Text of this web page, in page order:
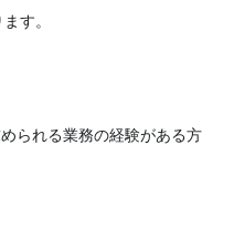
す。
られる業務の経験がある方